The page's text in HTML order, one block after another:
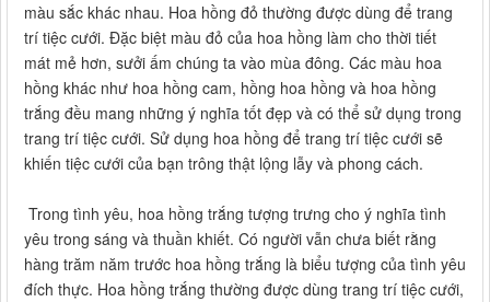
màu sắc khác nhau. Hoa hồng đỏ thường được dùng để trang
trí tiệc cưới. Đặc biệt màu đỏ của hoa hồng làm cho thời tiết
mát mẻ hơn, sưởi ấm chúng ta vào mùa đông. Các màu hoa
hồng khác như hoa hồng cam, hồng hoa hồng và hoa hồng
trắng đều mang những ý nghĩa tốt đẹp và có thể sử dụng trong
trang trí tiệc cưới. Sử dụng hoa hồng để trang trí tiệc cưới sẽ
khiến tiệc cưới của bạn trông thật lộng lẫy và phong cách.
Trong tình yêu, hoa hồng trắng tượng trưng cho ý nghĩa tình
yêu trong sáng và thuần khiết. Có người vẫn chưa biết rằng
hàng trăm năm trước hoa hồng trắng là biểu tượng của tình yêu
đích thực. Hoa hồng trắng thường được dùng trang trí tiệc cưới,